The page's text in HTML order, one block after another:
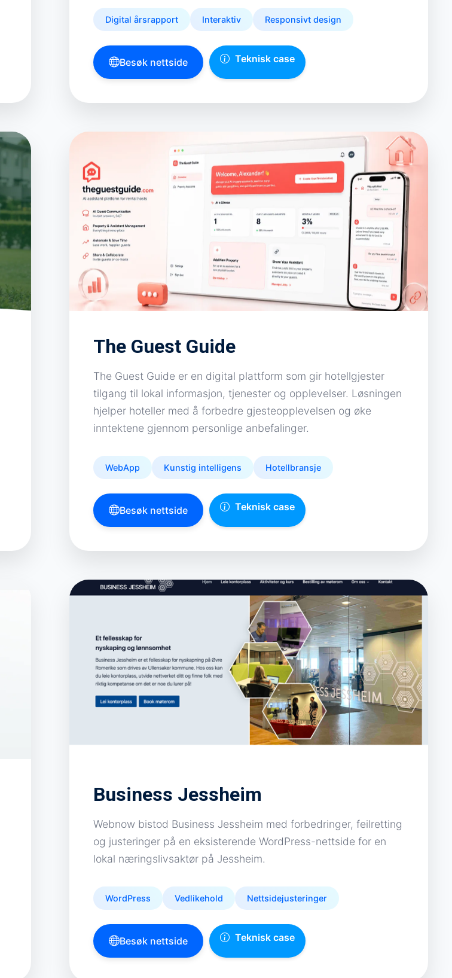
Digital årsrapport Interaktiv Responsivt design
Besøk nettside Teknisk case
The Guest Guide
The Guest Guide er en digital plattform som gir hotellgjester
tilgang til lokal informasjon, tjenester og opplevelser. Løsningen
hjelper hoteller med å forbedre gjesteopplevelsen og øke
inntektene gjennom personlige anbefalinger.
WebApp Kunstig intelligens Hotellbransje
Besøk nettside Teknisk case
Business Jessheim
Webnow bistod Business Jessheim med forbedringer, feilretting
og justeringer på en eksisterende WordPress-nettside for en
lokal næringslivsaktør på Jessheim.
WordPress Vedlikehold Nettsidejusteringer
Besøk nettside Teknisk case